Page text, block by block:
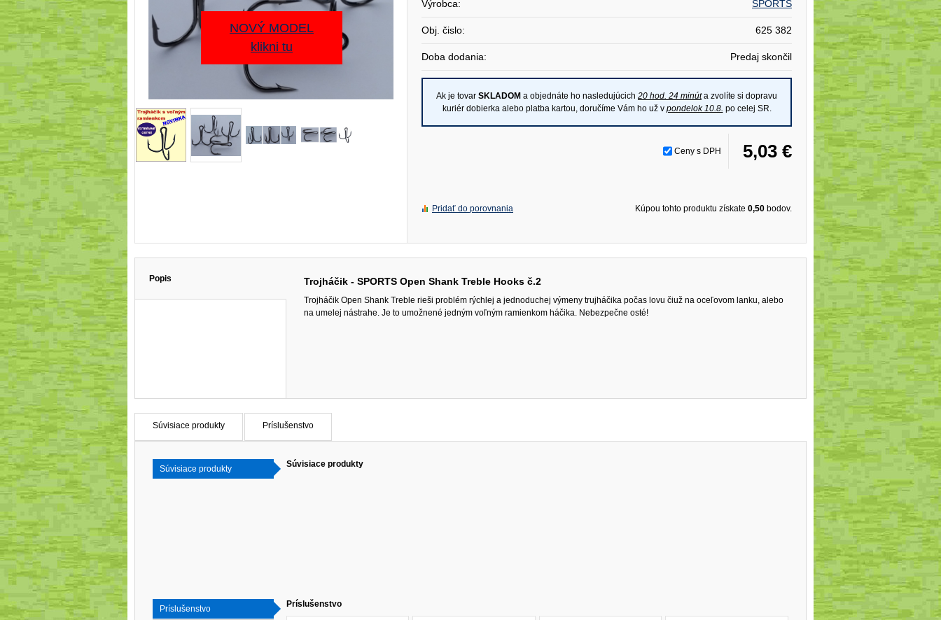
Výrobca: SPORTS
Obj. čislo: 625 382
Doba dodania: Predaj skončil
Ak je tovar SKLADOM a objednáte ho nasledujúcich 20 hod. 24 minúta zvolíte si dopravu
kuriér dobierka alebo platba kartou, doručíme Vám ho už v pondelok 10.8. po celej SR.
Ceny s DPH 5,03 €
Pridať do porovnania Kúpou tohto produktu získate 0,50 bodov.
NOVÝ MODEL
klikni tu
Popis Trojháčik - SPORTS Open Shank Treble Hooks č.2
Trojháčik Open Shank Treble rieši problém rýchlej a jednoduchej výmeny trujháčika počas lovu čiuž na oceľovom lanku, alebo
na umelej nástrahe. Je to umožnené jedným voľným ramienkom háčika. Nebezpečne osté!
Súvisiace produkty Príslušenstvo
Súvisiace produkty Súvisiace produkty
Príslušenstvo Príslušenstvo